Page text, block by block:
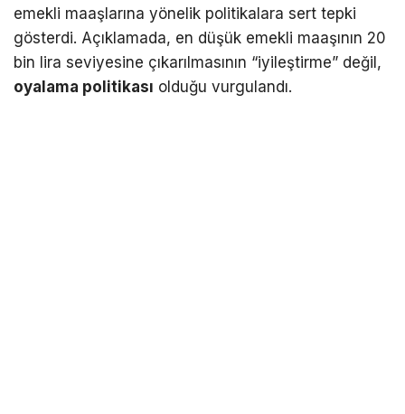
emekli maaşlarına yönelik politikalara sert tepki
gösterdi. Açıklamada, en düşük emekli maaşının 20
bin lira seviyesine çıkarılmasının “iyileştirme” değil,
oyalama politikası olduğu vurgulandı.